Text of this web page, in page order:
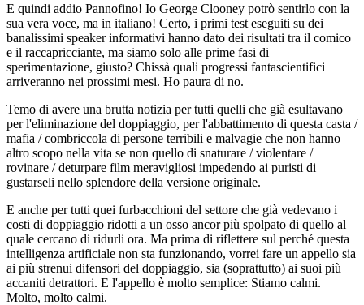
E quindi addio Pannofino! Io George Clooney potrò sentirlo con la
sua vera voce, ma in italiano! Certo, i primi test eseguiti su dei
banalissimi speaker informativi hanno dato dei risultati tra il comico
e il raccapricciante, ma siamo solo alle prime fasi di
sperimentazione, giusto? Chissà quali progressi fantascientifici
arriveranno nei prossimi mesi. Ho paura di no.
Temo di avere una brutta notizia per tutti quelli che già esultavano
per l'eliminazione del doppiaggio, per l'abbattimento di questa casta /
mafia / combriccola di persone terribili e malvagie che non hanno
altro scopo nella vita se non quello di snaturare / violentare /
rovinare / deturpare film meravigliosi impedendo ai puristi di
gustarseli nello splendore della versione originale.
E anche per tutti quei furbacchioni del settore che già vedevano i
costi di doppiaggio ridotti a un osso ancor più spolpato di quello al
quale cercano di ridurli ora. Ma prima di riflettere sul perché questa
intelligenza artificiale non sta funzionando, vorrei fare un appello sia
ai più strenui difensori del doppiaggio, sia (soprattutto) ai suoi più
accaniti detrattori. E l'appello è molto semplice: Stiamo calmi.
Molto, molto calmi.